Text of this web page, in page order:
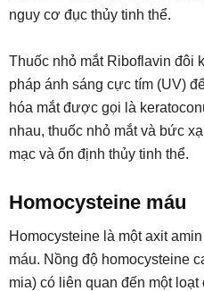
nguy cơ đục thủy tinh thể.
Thuốc nhỏ mắt Riboflavin đôi
pháp ánh sáng cực tím (UV)
hóa mắt được gọi là
nhau, thuốc nhỏ mắt và bức
mạc và ổn định thủy tinh thể.
Homocysteine ​​​​máu
Homocysteine ​​là một axit
máu. Nồng độ homocysteine
​​​​mia) có liên quan đến một